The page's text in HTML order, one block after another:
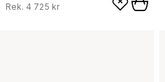
Rek. 4 725 kr